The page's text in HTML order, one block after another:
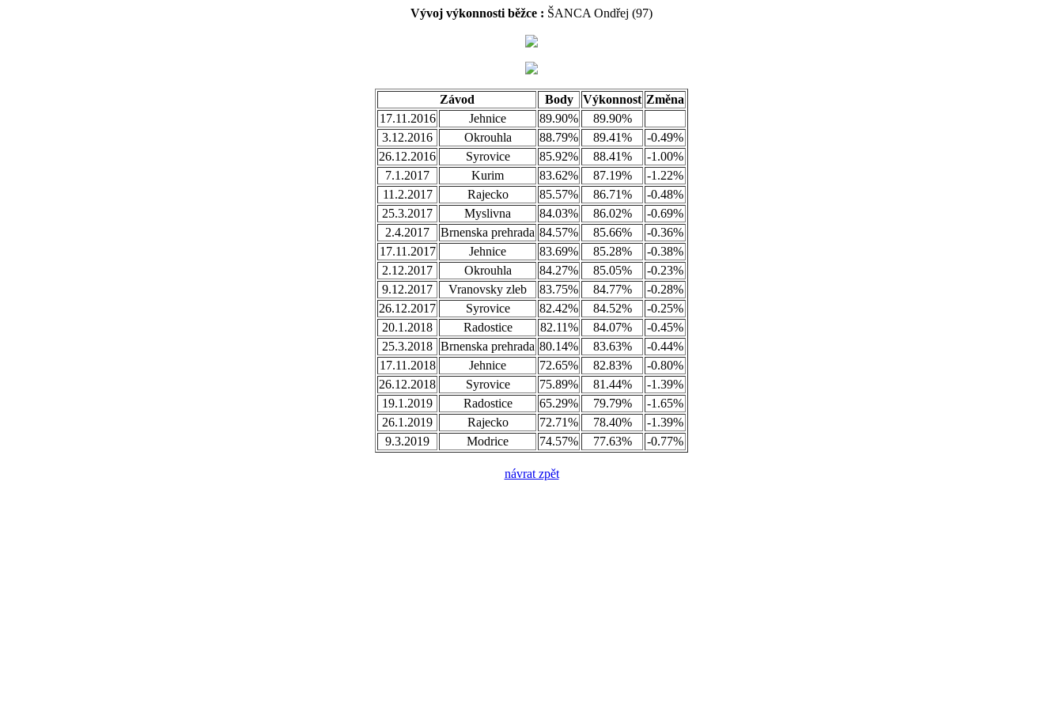
Vývoj výkonnosti běžce : ŠANCA Ondřej (97)
Závod Body Výkonnost Změna
17.11.2016
Jehnice 89.90%
89.90%
3.12.2016
Okrouhla 88.79% 89.41%
-0.49%
26.12.2016
Syrovice 85.92% 88.41%
-1.00%
7.1.2017
Kurim 83.62% 87.19%
-1.22%
11.2.2017
Rajecko 85.57% 86.71%
-0.48%
25.3.2017
Myslivna 84.03% 86.02%
-0.69%
2.4.2017
Brnenska prehrada 84.57% 85.66%
-0.36%
17.11.2017
Jehnice 83.69% 85.28%
-0.38%
2.12.2017
Okrouhla 84.27% 85.05%
-0.23%
9.12.2017
Vranovsky zleb 83.75% 84.77%
-0.28%
26.12.2017
Syrovice 82.42% 84.52%
-0.25%
20.1.2018
Radostice 82.11% 84.07%
-0.45%
25.3.2018 Brnenska prehrada 80.14% 83.63%
-0.44%
17.11.2018
Jehnice 72.65% 82.83%
-0.80%
26.12.2018
Syrovice 75.89% 81.44%
-1.39%
19.1.2019
Radostice 65.29% 79.79%
-1.65%
26.1.2019
Rajecko 72.71% 78.40%
-1.39%
9.3.2019
Modrice 74.57% 77.63% -0.77%
návrat zpět